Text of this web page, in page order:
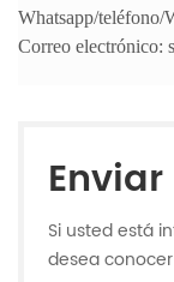
Whatsapp/teléfono/
Correo electrónico:
Si usted está
desea